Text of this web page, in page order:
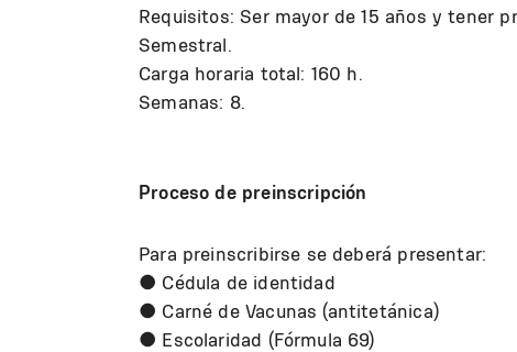
Requisitos: Ser mayor de 15 años y tener
Semestral.
Carga horaria total: 160 h.
Semanas: 8.
Proceso de preinscripción
Para preinscribirse se deberá presentar:
● Cédula de identidad
● Carné de Vacunas (antitetánica)
● Escolaridad (Fórmula 69)